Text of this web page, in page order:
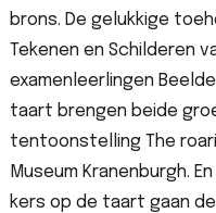
brons. De gelukkige
Tekenen en Schilderen
examenleerlingen
taart brengen beide
tentoonstelling The
Museum Kranenburgh.
kers op de taart gaan